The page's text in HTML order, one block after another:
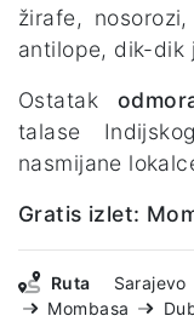
žirafe,
antilope, dik-dik
Ostatak
talase
nasmijane
Gratis izlet:
Ruta Sarajevo
Mombasa